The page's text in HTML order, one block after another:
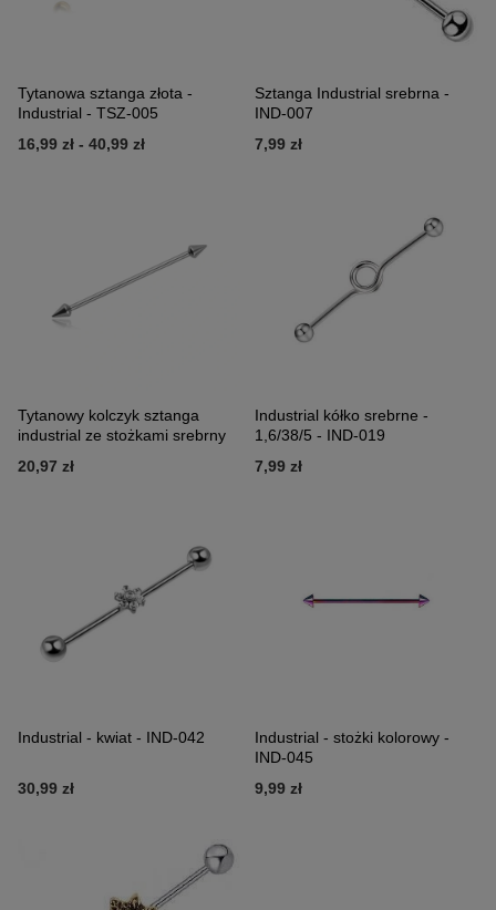
Tytanowa sztanga złota -
Industrial - TSZ-005
16,99 zł - 40,99 zł
Sztanga Industrial srebrna -
IND-007
7,99 zł
Tytanowy kolczyk sztanga
industrial ze stożkami srebrny
20,97 zł
Industrial kółko srebrne -
1,6/38/5 - IND-019
7,99 zł
Industrial - kwiat - IND-042
30,99 zł
Industrial - stożki kolorowy -
IND-045
9,99 zł